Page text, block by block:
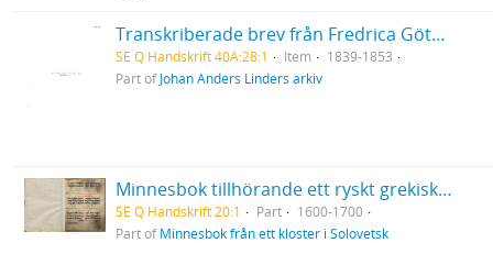
Transkriberade brev från Fredrica Göthilda med make
SE Q Handskrift 40A:28:1 Item
1839-1853
Part ofJohan Anders Linders arkiv
Minnesbok tillhörande ett ryskt grekisk-ortodoxt kloster i Solovetsk
SE Q Handskrift 20:1 Part
1600-1700
Part ofMinnesbok från ett kloster i Solovetsk